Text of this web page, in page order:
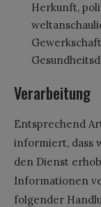
Herkunft,
Verarbeitung
Entsprechend
informiert, dass
den Dienst
Informationen
folgender